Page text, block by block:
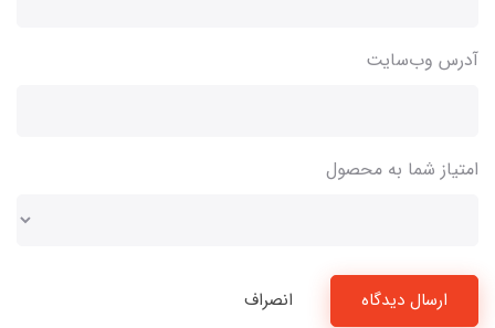
آدرس وب‌سایت
امتیاز شما به محصول
ارسال دیدگاه انصراف